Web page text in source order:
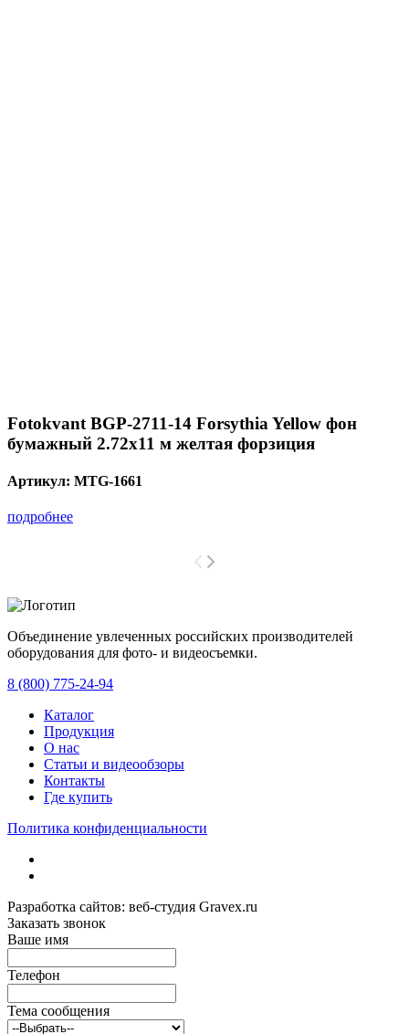
Fotokvant BGP-2711-14 Forsythia Yellow фон
бумажный 2.72х11 м желтая форзиция
Артикул: MTG-1661
подробнее
Объединение увлеченных российских производителей
оборудования для фото- и видеосъемки.
8 (800) 775-24-94
Каталог
Продукция
О нас
Статьи и видеообзоры
Контакты
Где купить
Политика конфиденциальности
Разработка сайтов: веб-студия Gravex.ru
Заказать звонок
Ваше имя
Телефон
Тема сообщения